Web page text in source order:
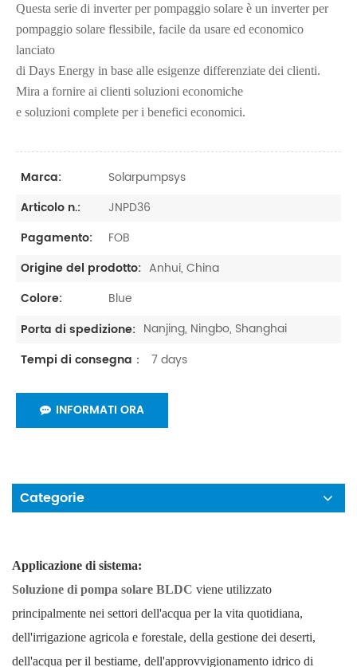
Questa serie di inverter per pompaggio solare è un inverter per
pompaggio solare flessibile, facile da usare ed economico
lanciato
di Days Energy in base alle esigenze differenziate dei clienti.
Mira a fornire ai clienti soluzioni economiche
e soluzioni complete per i benefici economici.
Marca:
Solarpumpsys
Articolo n.:
JNPD36
Pagamento:
FOB
Origine del prodotto: Anhui, China
Colore:
Blue
Porta di spedizione: Nanjing, Ningbo, Shanghai
Tempi di consegna：
7 days
INFORMATI ORA
Categorie
Applicazione di sistema:
Soluzione di pompa solare BLDC viene utilizzato
principalmente nei settori dell'acqua per la vita quotidiana,
dell'irrigazione agricola e forestale, della gestione dei deserti,
dell'acqua per il bestiame, dell'approvvigionamento idrico di